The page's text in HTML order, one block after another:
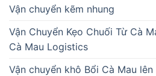
Vận chuyển kẽm nhung
Vận Chuyển Kẹo Chuối Từ Cà
Cà Mau Logistics
Vận chuyển khô Bổi Cà Mau lên